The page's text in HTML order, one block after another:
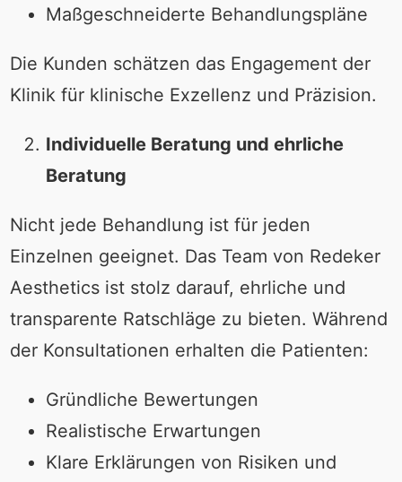
Maßgeschneiderte Behandlungspläne
Die Kunden schätzen das Engagement der
Klinik für klinische Exzellenz und Präzision.
Individuelle Beratung und ehrliche
Beratung
Nicht jede Behandlung ist für jeden
Einzelnen geeignet. Das Team von Redeker
Aesthetics ist stolz darauf, ehrliche und
transparente Ratschläge zu bieten. Während
der Konsultationen erhalten die Patienten:
Gründliche Bewertungen
Realistische Erwartungen
Klare Erklärungen von Risiken und